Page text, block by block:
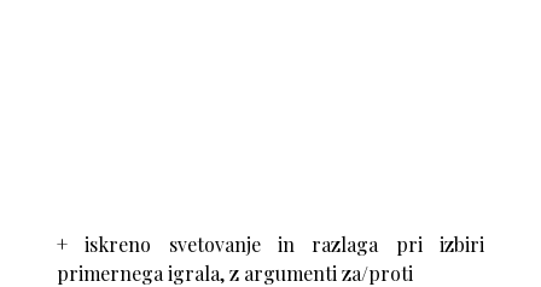
+ iskreno svetovanje in razlaga pri izbiri
primernega igrala, z argumenti za/proti